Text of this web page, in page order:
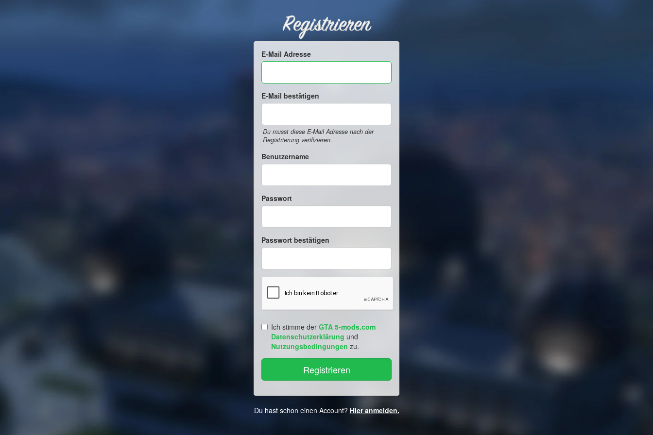
Registrieren
E-Mail Adresse
E-Mail bestätigen
Du musst diese E-Mail Adresse nach der
Registrierung verifizieren.
Benutzername
Passwort
Passwort bestätigen
Ich stimme der GTA 5-mods.com
Datenschutzerklärung und
Nutzungsbedingungen zu.
Du hast schon einen Account? Hier anmelden.